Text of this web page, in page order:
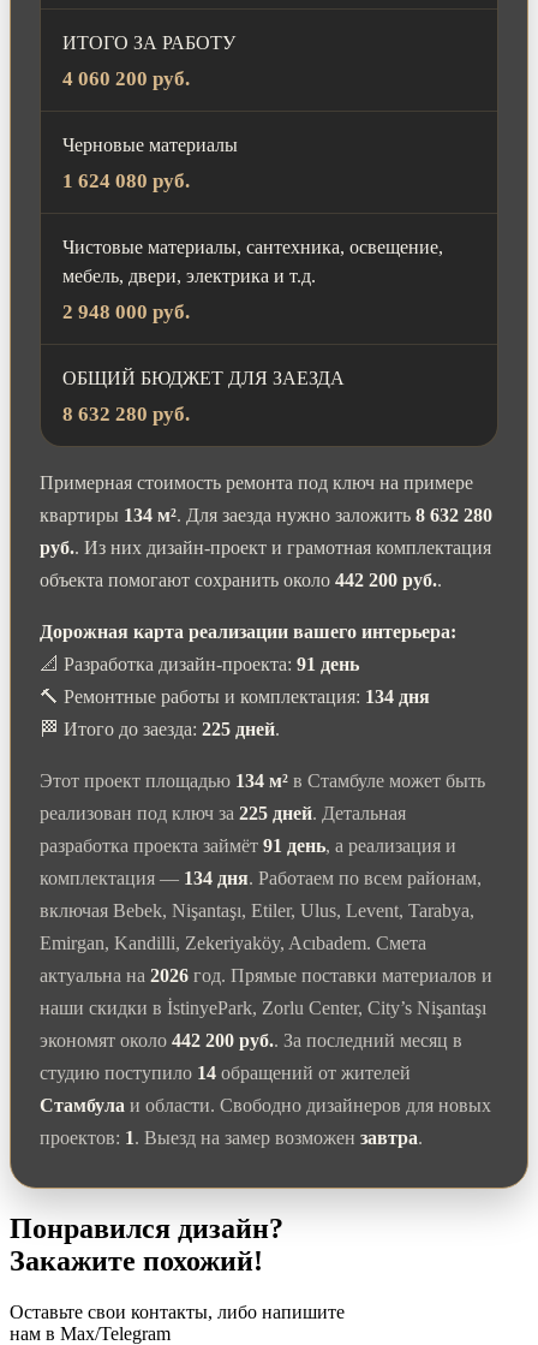
ИТОГО ЗА РАБОТУ
4 060 200 руб.
Черновые материалы
1 624 080 руб.
Чистовые материалы, сантехника, освещение,
мебель, двери, электрика и т.д.
2 948 000 руб.
ОБЩИЙ БЮДЖЕТ ДЛЯ ЗАЕЗДА
8 632 280 руб.
Примерная стоимость ремонта под ключ на примере
квартиры 134 м². Для заезда нужно заложить 8 632 280
руб.. Из них дизайн-проект и грамотная комплектация
объекта помогают сохранить около 442 200 руб..
Дорожная карта реализации вашего интерьера:
📐 Разработка дизайн-проекта: 91 день
🔨 Ремонтные работы и комплектация: 134 дня
🏁 Итого до заезда: 225 дней.
Этот проект площадью 134 м² в Стамбуле может быть
реализован под ключ за 225 дней. Детальная
разработка проекта займёт 91 день, а реализация и
комплектация — 134 дня. Работаем по всем районам,
включая Bebek, Nişantaşı, Etiler, Ulus, Levent, Tarabya,
Emirgan, Kandilli, Zekeriyaköy, Acıbadem. Смета
актуальна на 2026 год. Прямые поставки материалов и
наши скидки в İstinyePark, Zorlu Center, City’s Nişantaşı
экономят около 442 200 руб.. За последний месяц в
студию поступило 14 обращений от жителей
Стамбула и области. Свободно дизайнеров для новых
проектов: 1. Выезд на замер возможен завтра.
Понравился дизайн?
Закажите похожий!
Оставьте свои контакты, либо напишите
нам в Max/Telegram